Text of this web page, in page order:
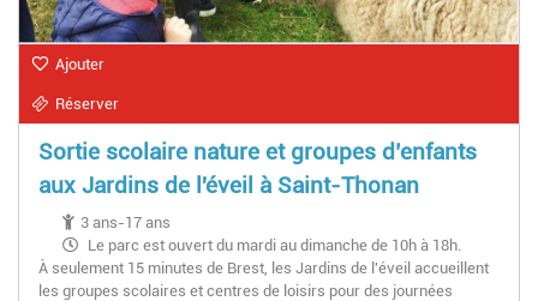
Ajouter
Réserver
Sortie scolaire nature et groupes d’enfants
aux Jardins de l'éveil à Saint-Thonan
3 ans-17 ans
Le parc est ouvert du mardi au dimanche de 10h à 18h.
À seulement 15 minutes de Brest, les Jardins de l'éveil accueillent
les groupes scolaires et centres de loisirs pour des journées